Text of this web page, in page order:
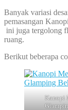
Banyak variasi
pemasangan
ini juga tergolong
ruang.
Berikut beberapa
Kanopi